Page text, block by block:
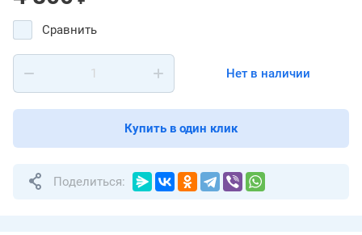
Сравнить
Нет в наличии
Купить в один клик
Поделиться: